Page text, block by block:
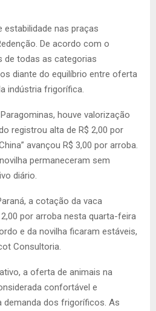
estabilidade nas praças
De acordo com o
de todas as categorias
diante do equilíbrio entre oferta
indústria frigorífica.
houve valorização
registrou alta de R$ 2,00 por
avançou R$ 3,00 por arroba.
permaneceram sem
diário.
a cotação da vaca
por arroba nesta quarta-feira
e da novilha ficaram estáveis,
Consultoria.
a oferta de animais na
confortável e
demanda dos frigoríficos. As